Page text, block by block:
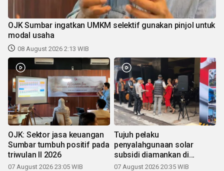
OJK Sumbar ingatkan UMKM selektif gunakan pinjol untuk
modal usaha
08 August 2026 2:13 WIB
OJK: Sektor jasa keuangan
Sumbar tumbuh positif pada
triwulan II 2026
07 August 2026 23:05 WIB
Tujuh pelaku
penyalahgunaan solar
subsidi diamankan di
Sumbar
07 August 2026 20:35 WIB